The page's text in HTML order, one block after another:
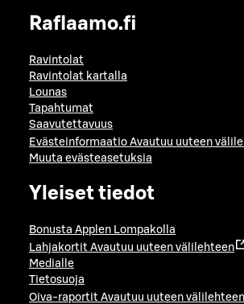
Raflaamo.fi
Ravintolat
Ravintolat kartalla
Lounas
Tapahtumat
Saavutettavuus
Evästeinformaatio Avautuu uuteen
Muuta evästeasetuksia
Yleiset tiedot
Bonusta Applen Lompakolla
Lahjakortit Avautuu uuteen välilehteen
Medialle
Tietosuoja
Oiva-raportit Avautuu uuteen välilehteen